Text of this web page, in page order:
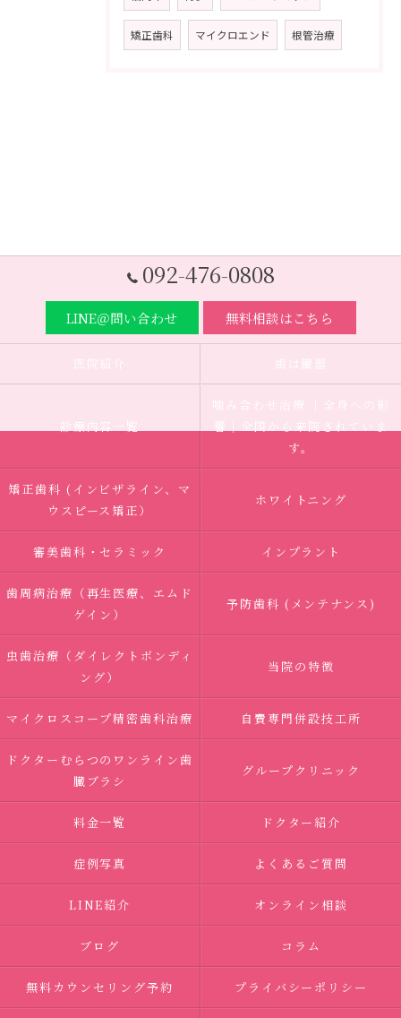
矯正歯科 マイクロエンド 根管治療
092-476-0808
LINE＠問い合わせ 無料相談はこちら
医院紹介 歯は臓器
診療内容一覧
噛み合わせ治療 ｜全身への影
響｜全国から来院されていま
す。
矯正歯科 (インビザライン、マ
ウスピース矯正）
ホワイトニング
審美歯科・セラミック インプラント
歯周病治療（再生医療、エムド
ゲイン）
予防歯科 (メンテナンス)
虫歯治療（ダイレクトボンディ
ング）
当院の特徴
マイクロスコープ精密歯科治療 自費専門併設技工所
ドクターむらつのワンライン歯
臓ブラシ
グループクリニック
料金一覧 ドクター紹介
症例写真 よくあるご質問
LINE紹介 オンライン相談
ブログ コラム
無料カウンセリング予約 プライバシーポリシー